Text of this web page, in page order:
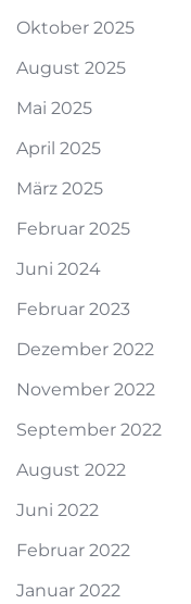
Oktober 2025
August 2025
Mai 2025
April 2025
März 2025
Februar 2025
Juni 2024
Februar 2023
Dezember 2022
November 2022
September 2022
August 2022
Juni 2022
Februar 2022
Januar 2022